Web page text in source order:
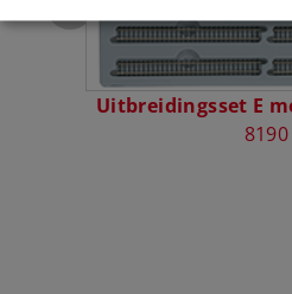
Uitbreidingsset E
8190